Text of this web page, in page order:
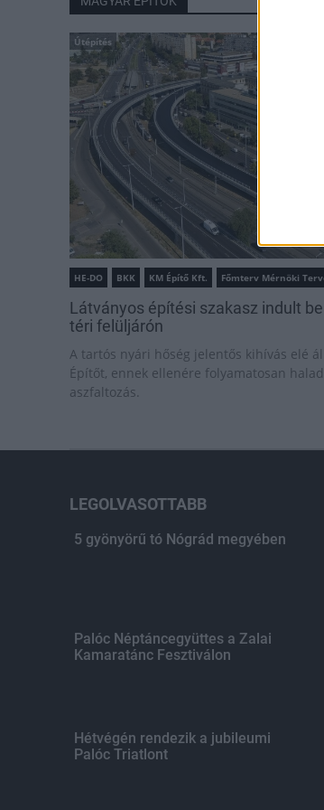
Útépítés
HE-DO BKK KM Építő Kft. Főmterv Mérnöki
Látványos építési szakasz indult
téri felüljárón
A tartós nyári hőség jelentős kihívás elé
Építőt, ennek ellenére folyamatosan
aszfaltozás.
LEGOLVASOTTABB
5 gyönyörű tó Nógrád megyében
Palóc Néptáncegyüttes a Zalai
Kamaratánc Fesztiválon
Hétvégén rendezik a jubileumi
Palóc Triatlont